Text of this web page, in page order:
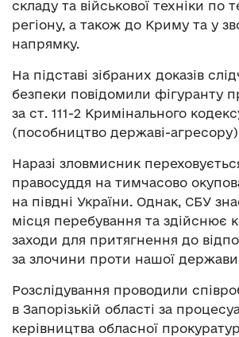
складу та військової техніки по
регіону, а також до Криму та у
напрямку.
На підставі зібраних доказів
безпеки повідомили фігуранту
за ст. 111-2 Кримінального
(пособництво державі-
Наразі зловмисник
правосуддя на тимчасово
на півдні України. Однак, СБУ
місця перебування та здійснює
заходи для притягнення до
за злочини проти нашої
Розслідування проводили
в Запорізькій області за
керівництва обласної